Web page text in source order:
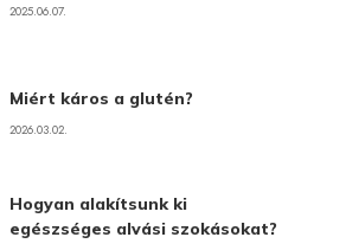
2025.06.07.
Miért káros a glutén?
2026.03.02.
Hogyan alakítsunk ki
egészséges alvási szokásokat?